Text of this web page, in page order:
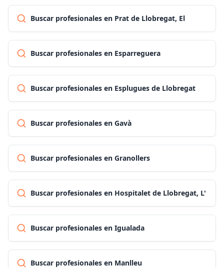
Buscar profesionales en Prat de Llobregat, El
Buscar profesionales en Esparreguera
Buscar profesionales en Esplugues de Llobregat
Buscar profesionales en Gavà
Buscar profesionales en Granollers
Buscar profesionales en Hospitalet de Llobregat, L'
Buscar profesionales en Igualada
Buscar profesionales en Manlleu